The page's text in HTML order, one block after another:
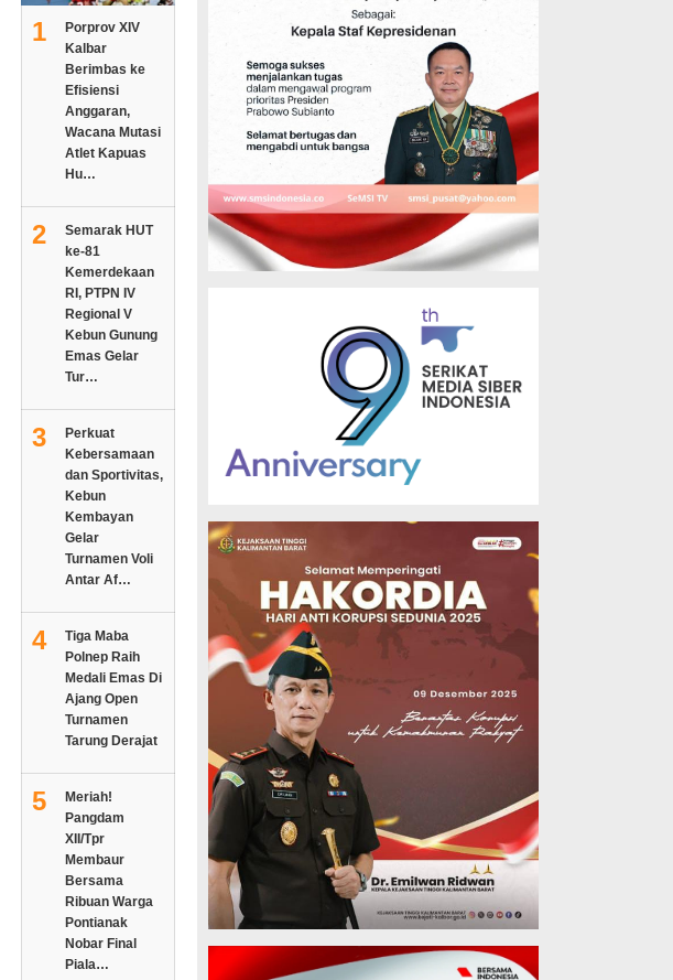
1
Porprov XIV
Kalbar
Berimbas ke
Efisiensi
Anggaran,
Wacana Mutasi
Atlet Kapuas
Hu…
2
Semarak HUT
ke-81
Kemerdekaan
RI, PTPN IV
Regional V
Kebun Gunung
Emas Gelar
Tur…
3
Perkuat
Kebersamaan
dan Sportivitas,
Kebun
Kembayan
Gelar
Turnamen Voli
Antar Af…
4
Tiga Maba
Polnep Raih
Medali Emas Di
Ajang Open
Turnamen
Tarung Derajat
5
Meriah!
Pangdam
XII/Tpr
Membaur
Bersama
Ribuan Warga
Pontianak
Nobar Final
Piala…